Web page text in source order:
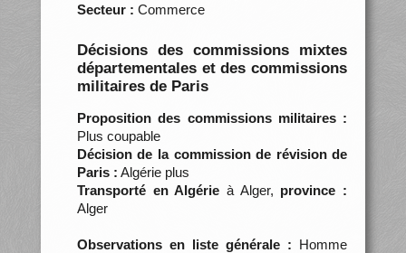
Secteur : Commerce
Décisions des commissions mixtes
départementales et des commissions
militaires de Paris
Proposition des commissions militaires :
Plus coupable
Décision de la commission de révision de
Paris : Algérie plus
Transporté en Algérie à Alger, province :
Alger
Observations en liste générale : Homme